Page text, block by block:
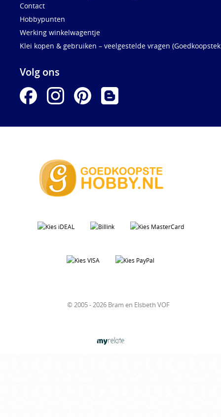
Contact
Hobbypunten
Werking winkelwagentje
Klei kopen & gebruiken – veelgestelde vragen
Volg ons
© 2005 - 2026 Bram en Elsbeth VOF